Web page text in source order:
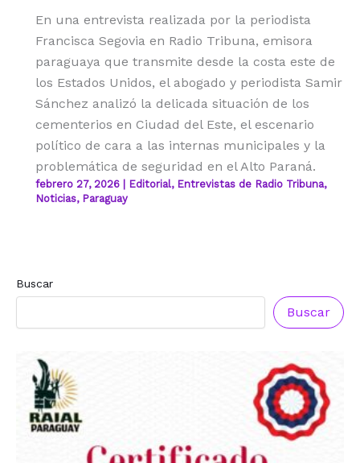
En una entrevista realizada por la periodista
Francisca Segovia en Radio Tribuna, emisora
paraguaya que transmite desde la costa este de
los Estados Unidos, el abogado y periodista Samir
Sánchez analizó la delicada situación de los
cementerios en Ciudad del Este, el escenario
político de cara a las internas municipales y la
problemática de seguridad en el Alto Paraná.
febrero 27, 2026 Editorial, Entrevistas de Radio Tribuna,
Noticias, Paraguay
Buscar
Buscar